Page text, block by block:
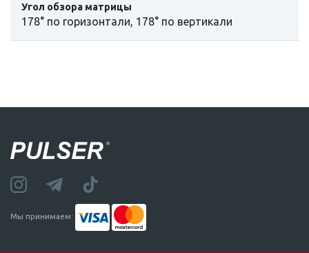
Угол обзора матрицы
178° по горизонтали, 178° по вертикали
Мы принимаем: